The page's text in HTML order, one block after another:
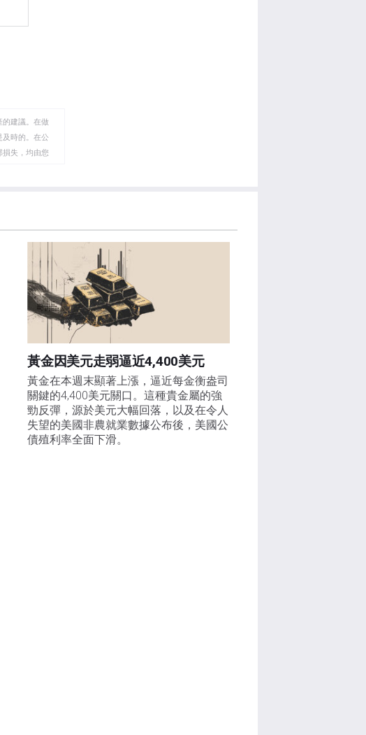
建議。在做
及時的。在公
失，均由您
漏或任何損
投資建議。
黃金因美元走弱逼近4,400美元
黃金在本週末顯著上漲，逼近每金衡盎司
關鍵的4,400美元關口。這種貴金屬的強
勁反彈，源於美元大幅回落，以及在令人
失望的美國非農就業數據公布後，美國公
債殖利率全面下滑。